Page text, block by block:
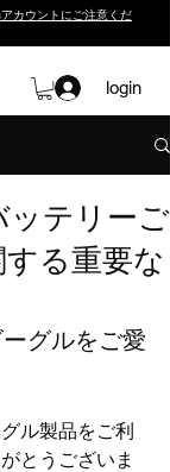
login
カウントにご注意くだ
ッテリーご
る重要な
グルをご愛
ル製品をご利
とうございま